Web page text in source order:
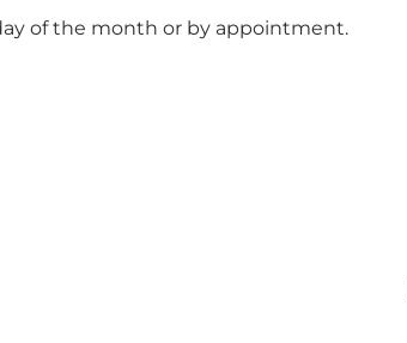
of the month or by appointment.